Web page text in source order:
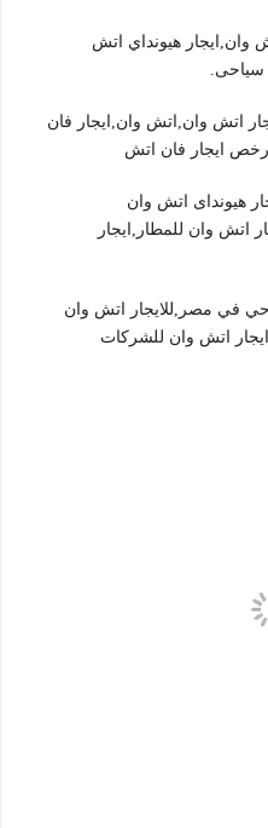
وان,ايجار هيونداي اتش
سياحى.
اتش وان,اتش وان,ايجار فان
ايجار فان اتش
هيونداى اتش وان
اتش وان للمطار,ايجار
في مصر,للايجار اتش وان
اتش وان للشركات